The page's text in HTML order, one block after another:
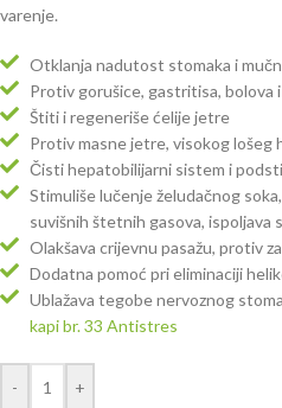
varenje.
Otklanja nadutost stomaka i
Protiv gorušice, gastritisa, bolova
Štiti i regeneriše ćelije jetre
Protiv masne jetre, visokog lošeg
Čisti hepatobilijarni sistem i
Stimuliše lučenje želudačnog
suvišnih štetnih gasova, ispoljava
Olakšava crijevnu pasažu, protiv
Dodatna pomoć pri eliminaciji
Ublažava tegobe nervoznog
kapi br. 33 Antistres
- +